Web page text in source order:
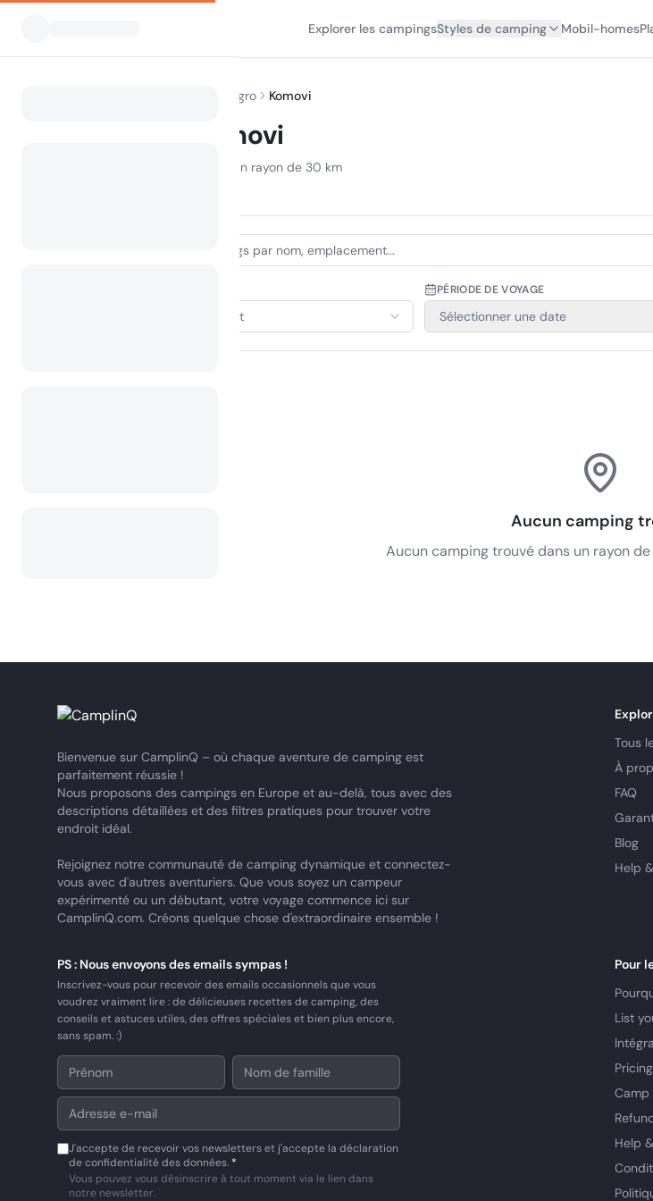
Explorer les campingsStyles de camping Mobil-homes
Monténégro Komovi
Camping Komovi
Affichage des campings dans un rayon de 30 km
Sélectionner un hébergement
PÉRIODE DE VOYAGE
Sélectionner une date
Aucun camping
Aucun camping trouvé dans un rayon
Bienvenue sur CamplinQ – où chaque aventure de camping est
parfaitement réussie !
Nous proposons des campings en Europe et au-delà, tous avec des
descriptions détaillées et des filtres pratiques pour trouver votre
endroit idéal.
Rejoignez notre communauté de camping dynamique et connectez-
vous avec d'autres aventuriers. Que vous soyez un campeur
expérimenté ou un débutant, votre voyage commence ici sur
CamplinQ.com. Créons quelque chose d'extraordinaire ensemble !
Tous
À
FAQ
Blog
Help
PS : Nous envoyons des emails sympas !
Inscrivez-vous pour recevoir des emails occasionnels que vous
voudrez vraiment lire : de délicieuses recettes de camping, des
conseils et astuces utiles, des offres spéciales et bien plus encore,
sans spam. :)
J'accepte de recevoir vos newsletters et j'accepte la déclaration
de confidentialité des données. *
Vous pouvez vous désinscrire à tout moment via le lien dans
notre newsletter.
Pour
List
Pricing
Camp
Help